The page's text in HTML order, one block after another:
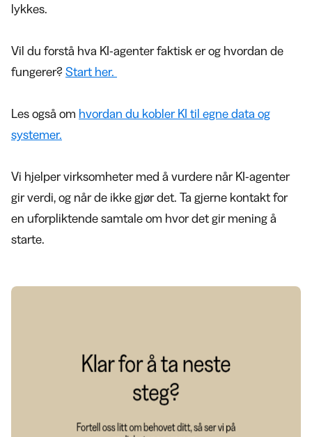
lykkes.
Vil du forstå hva KI-agenter faktisk er og hvordan de
fungerer? Start her.
Les også om hvordan du kobler KI til egne data og
systemer.
Vi hjelper virksomheter med å vurdere når KI-agenter
gir verdi, og når de ikke gjør det. Ta gjerne kontakt for
en uforpliktende samtale om hvor det gir mening å
starte.